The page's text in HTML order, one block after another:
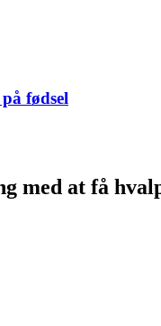
fødsel
med at få